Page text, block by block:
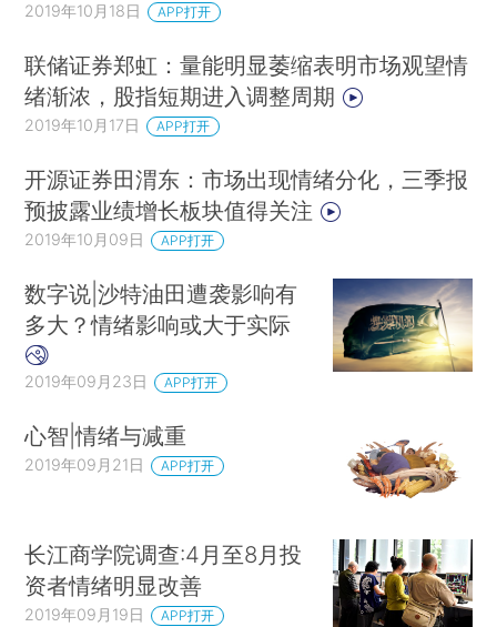
2019年10月18日 APP打开
联储证券郑虹：量能明显萎缩表明市场观望情
绪渐浓，股指短期进入调整周期
2019年10月17日 APP打开
开源证券田渭东：市场出现情绪分化，三季报
预披露业绩增长板块值得关注
2019年10月09日 APP打开
数字说|沙特油田遭袭影响有
多大？情绪影响或大于实际
2019年09月23日 APP打开
心智|情绪与减重
2019年09月21日 APP打开
长江商学院调查:4月至8月投
资者情绪明显改善
2019年09月19日 APP打开